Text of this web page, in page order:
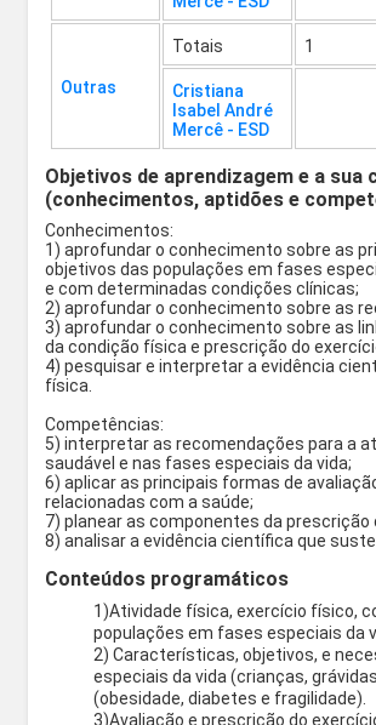
Outras
Totais 1
Cristiana
Isabel André
Mercê - ESD
Objetivos de aprendizagem e a
(conhecimentos, aptidões e
Conhecimentos:
1) aprofundar o conhecimento sobre as
objetivos das populações em fases
e com determinadas condições clínicas;
2) aprofundar o conhecimento sobre as
3) aprofundar o conhecimento sobre as
da condição física e prescrição do
4) pesquisar e interpretar a evidência
física.
Competências:
5) interpretar as recomendações para a
saudável e nas fases especiais da vida;
6) aplicar as principais formas de
relacionadas com a saúde;
7) planear as componentes da prescrição
8) analisar a evidência científica que
Conteúdos programáticos
1)Atividade física, exercício físico,
populações em fases especiais da
2) Características, objetivos, e
especiais da vida (crianças,
(obesidade, diabetes e fragilidade).
3)Avaliação e prescrição do